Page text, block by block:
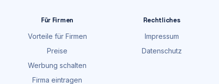
Für Firmen
Vorteile für Firmen
Preise
Werbung schalten
Firma eintragen
Rechtliches
Impressum
Datenschutz